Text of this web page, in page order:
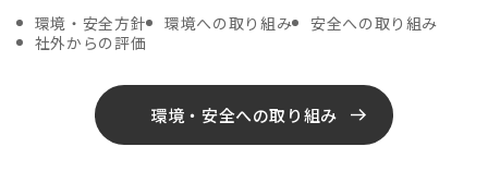
環境・安全方針 環境への取り組み
安全への取り組み
社外からの評価
環境・安全への取り組み